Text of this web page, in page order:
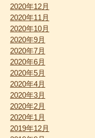
2020年12月
2020年11月
2020年10月
2020年9月
2020年7月
2020年6月
2020年5月
2020年4月
2020年3月
2020年2月
2020年1月
2019年12月